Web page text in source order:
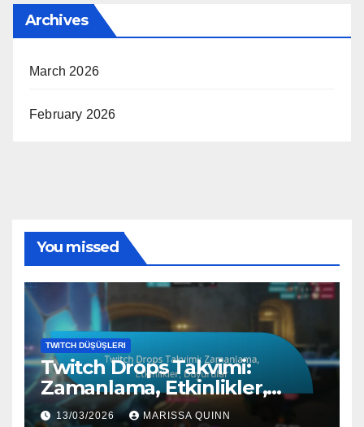
Archives
March 2026
February 2026
You missed
TWITCH DÜŞÜŞLERI
Twitch Drops Takvimi:
Zamanlama, Etkinlikler,
Duyurular
13/03/2026 MARISSA QUINN